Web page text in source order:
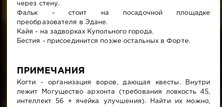
через стену.
Фальк - стоит на посадочной площадке
преобразователя в Эдане.
Кайя - на задворках Купольного города.
Бестия - присоединится позже остальных в Форте.
ПРИМЕЧАНИЯ
Когти - организация воров, дающая квесты. Внутри
лежит Могущество архонта (требования ловкость 45,
интеллект 56 + ячейка улучшения). Найти их можно,